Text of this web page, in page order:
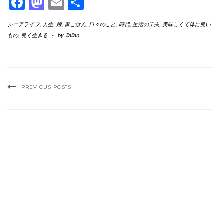
有
シニアライフ, 人生, 娘, 家ごはん, 日々のこと, 時代, 生活の工夫, 美味しくて体に良い
もの, 良く生きる - by Illallan
PREVIOUS POSTS